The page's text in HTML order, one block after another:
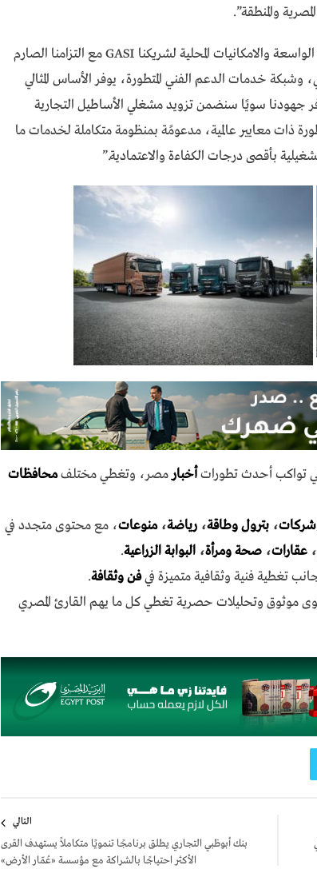
والمنطقة”.
وتابع ليندنر مُضيفاً: إن تكامل القدرات التشغيلية الواسعة والامكانيات المحلية لشريكنا GASI مع التزامنا الصارم
وشبكة خدمات الدعم الفني المتطورة، يوفر الأساس المثالي
سويًا سنضمن تزويد مشغلي الأساطيل التجارية
ذات معايير عالمية، مدعومًة بمنظومة متكاملة لخدمات ما
بأقصى درجات الكفاءة والاعتمادية.”
تواكب أحدث تطوراتأخبار مصر، وتغطي مختلفمحافظات
، بترول وطاقة، رياضة،منوعات، مع محتوى متجدد في
، عقارات، صحة ومرأة، البوابة الزراعية.
تغطية فنية وثقافية متميزة فيفن وثقافة.
موثوق وتحليلات حصرية تغطي كل ما يهم القارئ المصري
التالي
بنك أبوظبي التجاري يطلق برنامجًا تنمويًا متكاملاً يستهدف القرى
الأكثر احتياجًا بالشراكة مع مؤسسة «عُمّار الأرض»